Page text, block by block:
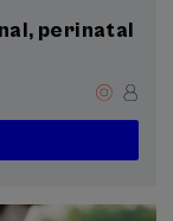
perinatal